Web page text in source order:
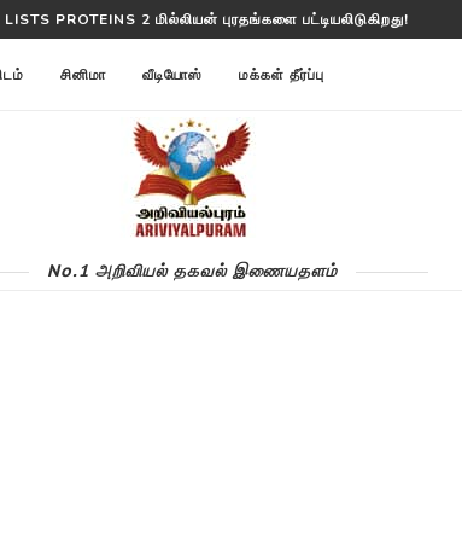
PROTEINS 2 மில்லியன் புரதங்களை பட்டியலிடுகிறது!
சினிமா வீடியோஸ் மக்கள் தீர்ப்பு
No.1 அறிவியல் தகவல் இணையதளம்